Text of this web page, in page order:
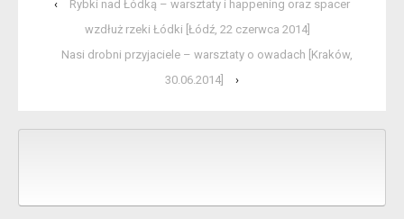
‹
Rybki nad Łódką – warsztaty i happening oraz spacer
wzdłuż rzeki Łódki [Łódź, 22 czerwca 2014]
Nasi drobni przyjaciele – warsztaty o owadach [Kraków,
30.06.2014]
›